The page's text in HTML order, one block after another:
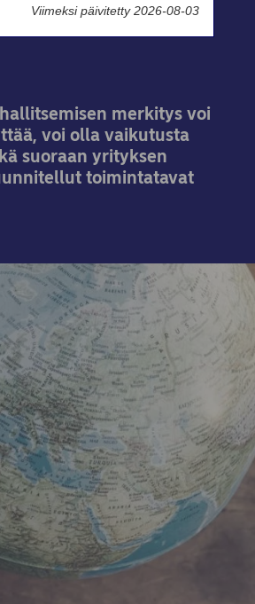
merkitys voi
voi olla vaikutusta
suoraan yrityksen
toimintatavat
Viimeksi päivitetty 2026-08-03